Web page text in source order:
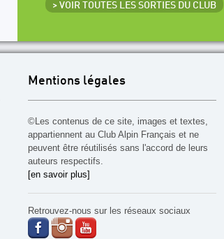
> VOIR TOUTES LES SORTIES DU CLUB
Mentions légales
©Les contenus de ce site, images et textes,
appartiennent au Club Alpin Français et ne
peuvent être réutilisés sans l'accord de leurs
auteurs respectifs.
[en savoir plus]
Retrouvez-nous sur les réseaux sociaux